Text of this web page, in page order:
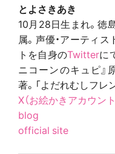
とよさきあき
10月28日生まれ。徳
属。声優・アーティ
トを自身のTwitterに
ニコーンのキュピ』
著。「よだれむしフレ
X（お絵かきアカウント
blog
official site